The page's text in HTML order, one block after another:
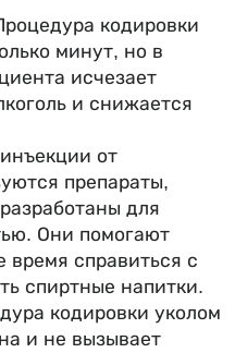
кодировки
минут, но в
исчезает
и снижается
от
препараты,
для
Они помогают
время справиться с
спиртные напитки.
кодировки уколом
и не вызывает